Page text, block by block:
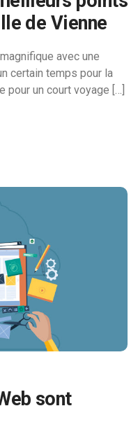
de Vienne
avec une
certain temps pour la
pour un court voyage […]
sont